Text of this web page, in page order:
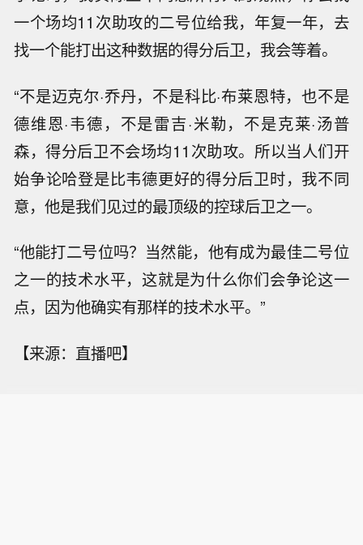
一个场均11次助攻的二号位给我，年复一年，去
找一个能打出这种数据的得分后卫，我会等着。
“不是迈克尔·乔丹，不是科比·布莱恩特，也不是
德维恩·韦德，不是雷吉·米勒，不是克莱·汤普
森，得分后卫不会场均11次助攻。所以当人们开
始争论哈登是比韦德更好的得分后卫时，我不同
意，他是我们见过的最顶级的控球后卫之一。
“他能打二号位吗？当然能，他有成为最佳二号位
之一的技术水平，这就是为什么你们会争论这一
点，因为他确实有那样的技术水平。”
【来源：直播吧】